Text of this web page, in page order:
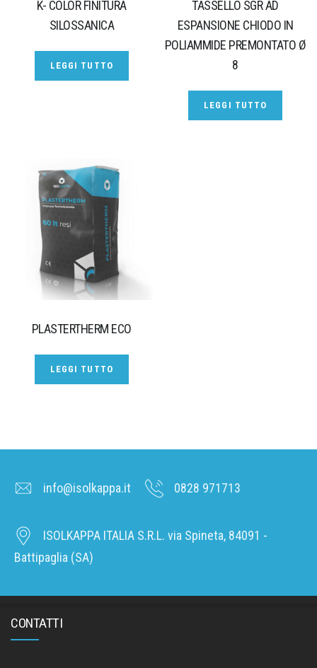
K- COLOR FINITURA
SILOSSANICA
LEGGI TUTTO
TASSELLO SGR AD
ESPANSIONE CHIODO IN
POLIAMMIDE PREMONTATO Ø
8
LEGGI TUTTO
PLASTERTHERM ECO
LEGGI TUTTO
info@isolkappa.it 0828 971713
ISOLKAPPA ITALIA S.R.L. via Spineta, 84091 -
Battipaglia (SA)
CONTATTI